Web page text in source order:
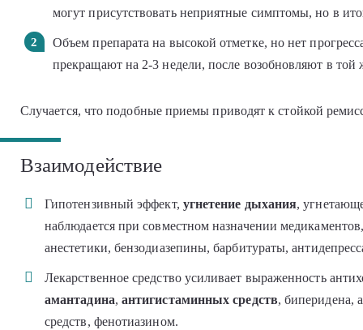
могут присутствовать неприятные симптомы, но в
Объем препарата на высокой отметке, но нет
прекращают на 2-3 недели, после возобновляют в той
Случается, что подобные приемы приводят к стойкой
Взаимодействие
Гипотензивный эффект, угнетение дыхания,
наблюдается при совместном назначении
анестетики, бензодиазепины, барбитураты,
Лекарственное средство усиливает выраженность
амантадина, антигистаминных средств, биперидена,
средств, фенотиазином.